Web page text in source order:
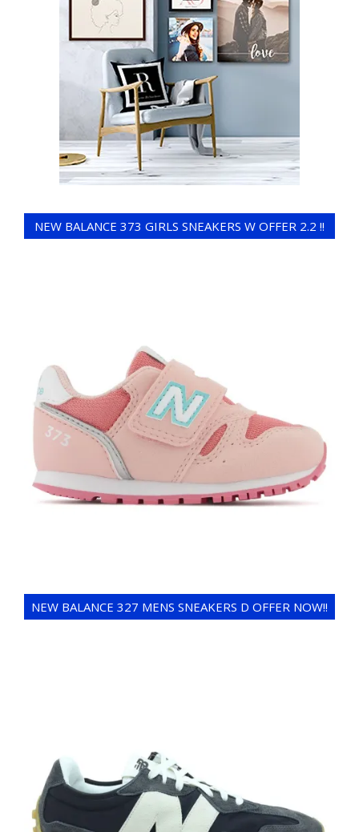
NEW BALANCE 373 GIRLS SNEAKERS W OFFER 2.2 !!
NEW BALANCE 327 MENS SNEAKERS D OFFER NOW!!